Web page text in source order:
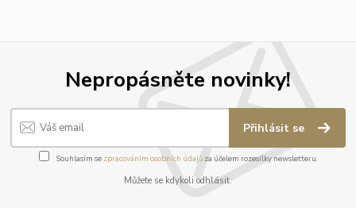
Nepropásněte novinky!
Přihlásit se
Souhlasím se zpracováním osobních údajůza účelem rozesílky newsletteru.
Můžete se kdykoli odhlásit.